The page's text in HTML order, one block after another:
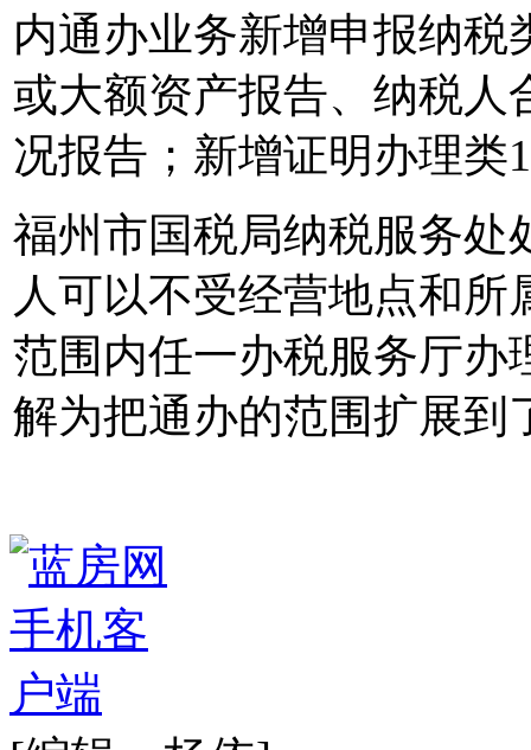
内通办业务新增申报纳税
或大额资产报告、纳税人
况报告；新增证明办理类
福州市国税局纳税服务处
人可以不受经营地点和
范围内任一办税服务厅办
解为把通办的范围扩展到